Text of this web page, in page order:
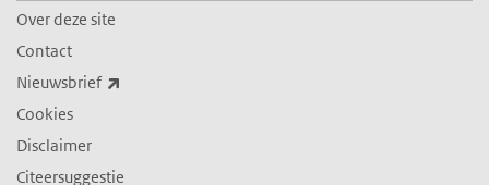
Over deze site
Contact
Nieuwsbrief
Cookies
Disclaimer
Citeersuggestie